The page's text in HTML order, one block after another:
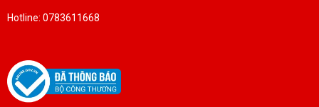
Hotline: 0783611668